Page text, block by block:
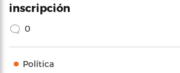
inscripción
0
Política